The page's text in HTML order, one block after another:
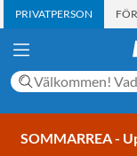
PRIVATPERSON
SOMMARREA -